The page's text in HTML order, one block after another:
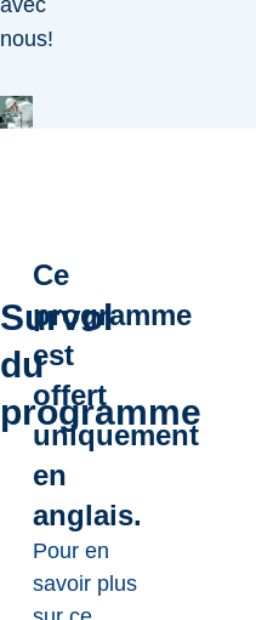
avec
nous!
Survol
du
programme
Ce
programme
est
offert
uniquement
en
anglais.
Pour en
savoir plus